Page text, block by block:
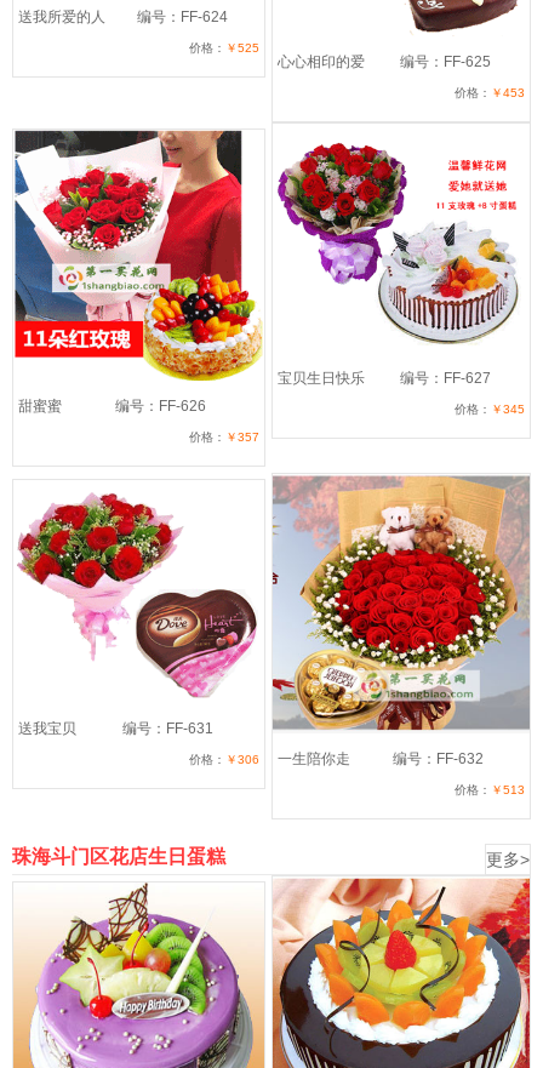
送我所爱的人 编号：FF-624
价格： ￥525
心心相印的爱 编号：FF-625
价格： ￥453
甜蜜蜜 编号：FF-626
价格： ￥357
宝贝生日快乐 编号：FF-627
价格： ￥345
送我宝贝 编号：FF-631
价格： ￥306 一生陪你走 编号：FF-632
价格： ￥513
珠海斗门区花店生日蛋糕 更多>